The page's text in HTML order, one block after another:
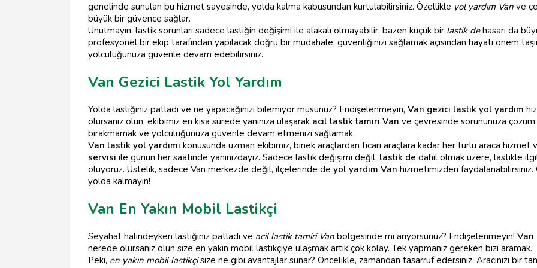
genelinde sunulan bu hizmet sayesinde, yolda kalma kabusundan kurtulabilirsiniz. Özellikle yol yardım Van ve
büyük bir güvence sağlar.
Unutmayın, lastik sorunları sadece lastiğin değişimi ile alakalı olmayabilir; bazen küçük bir lastik dehasarı da
profesyonel bir ekip tarafından yapılacak doğru bir müdahale, güvenliğinizi sağlamak açısından hayati önem
yolculuğunuza güvenle devam edebilirsiniz.
Van Gezici Lastik Yol Yardım
Yolda lastiğiniz patladı ve ne yapacağınızı bilemiyor musunuz? Endişelenmeyin, Van gezici lastik yol yardım
olursanız olun, ekibimiz en kısa sürede yanınıza ulaşarak acil lastik tamiri Van ve çevresinde sorununuza
bırakmamak ve yolculuğunuza güvenle devam etmenizi sağlamak.
Van lastik yol yardımı konusunda uzman ekibimiz, binek araçlardan ticari araçlara kadar her türlü araca hizmet
servisi ile günün her saatinde yanınızdayız. Sadece lastik değişimi değil, lastik de dahil olmak üzere, lastikle
oluyoruz. Üstelik, sadece Van merkezde değil, ilçelerinde de yol yardım Van hizmetimizden faydalanabilirsiniz.
yolda kalmayın!
Van En Yakın Mobil Lastikçi
Seyahat halindeyken lastiğiniz patladı ve acil lastik tamiri Van bölgesinde mi arıyorsunuz? Endişelenmeyin! Van
nerede olursanız olun size en yakın mobil lastikçiye ulaşmak artık çok kolay. Tek yapmanız gereken bizi aramak.
Peki, en yakın mobil lastikçisize ne gibi avantajlar sunar? Öncelikle, zamandan tasarruf edersiniz. Aracınızı bir